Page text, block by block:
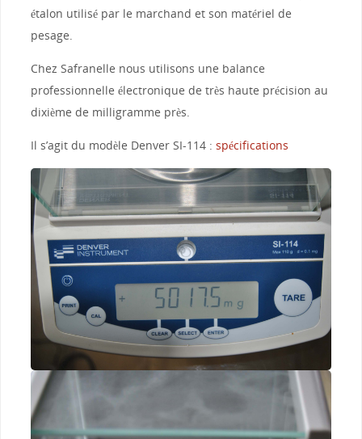
étalon utilisé par le marchand et son matériel de
pesage.
Chez Safranelle nous utilisons une balance
professionnelle électronique de très haute précision au
dixième de milligramme près.
Il s’agit du modèle Denver SI-114 : spécifications